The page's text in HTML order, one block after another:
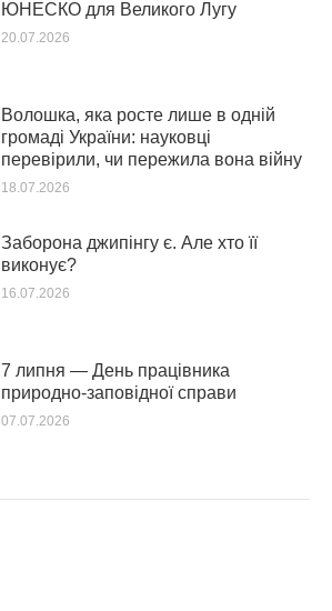
ЮНЕСКО для Великого Лугу
20.07.2026
Волошка, яка росте лише в одній
громаді України: науковці
перевірили, чи пережила вона війну
18.07.2026
Заборона джипінгу є. Але хто її
виконує?
16.07.2026
7 липня — День працівника
природно-заповідної справи
07.07.2026